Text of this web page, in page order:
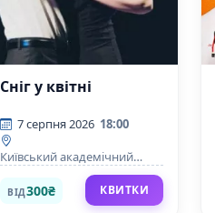
Сніг у квітні
7 серпня 2026 18:00
Київський академічний
драматичний театр на
Подолі
ВІД300₴ КВИТКИ